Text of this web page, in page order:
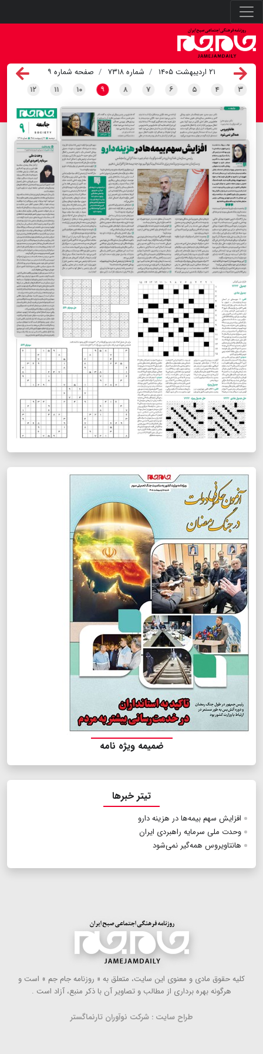
۲۱ اردیبهشت ۱۴۰۵ شماره ۷۳۱۸
صفحه شماره ۹
۳ ۴ ۵ ۶ ۷ ۸ ۹ ۱۰ ۱۱ ۱۲
ضمیمه ویژه نامه
تیتر خبرها
افزایش سهم بیمه‌ها در هزینه دارو
وحدت ملی سرمایه راهبردی ایران
هانتاویروس همه‌گیر نمی‌شود
كلیه حقوق مادی و معنوی این سایت، متعلق به « روزنامه جام جم » است و
هرگونه بهره ‌برداری از مطالب و تصاویر آن با ذكر منبع، آزاد است .
طراح سایت : شرکت نوآوران تارنماگستر